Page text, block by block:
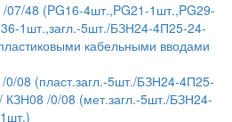
07/48 (PG16-4шт.,PG21-1шт.,PG29-
1шт.,загл.-5шт./БЗН24-4П25-24-
кабельными вводами
0/08 (пласт.загл.-5шт./БЗН24-4П25-
КЗН08 /0/08 (мет.загл.-5шт./БЗН24-